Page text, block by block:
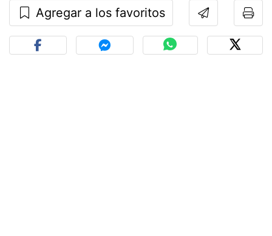
Agregar a los favoritos